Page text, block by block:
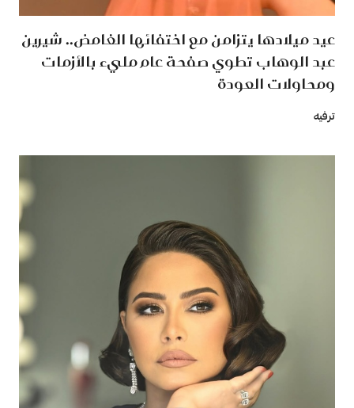
عيد ميلادها يتزامن مع اختفائها الغامض.. شيرين
عبد الوهاب تطوي صفحة عام مليء بالأزمات
ومحاولات العودة
ترفيه